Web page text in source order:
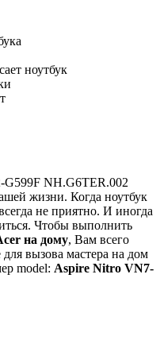
ноутбук
NH.G6TER.002
жизни. Когда ноутбук
не приятно. И иногда
Чтобы выполнить
на дому, Вам всего
вызова мастера на дом
model: Aspire Nitro VN7-